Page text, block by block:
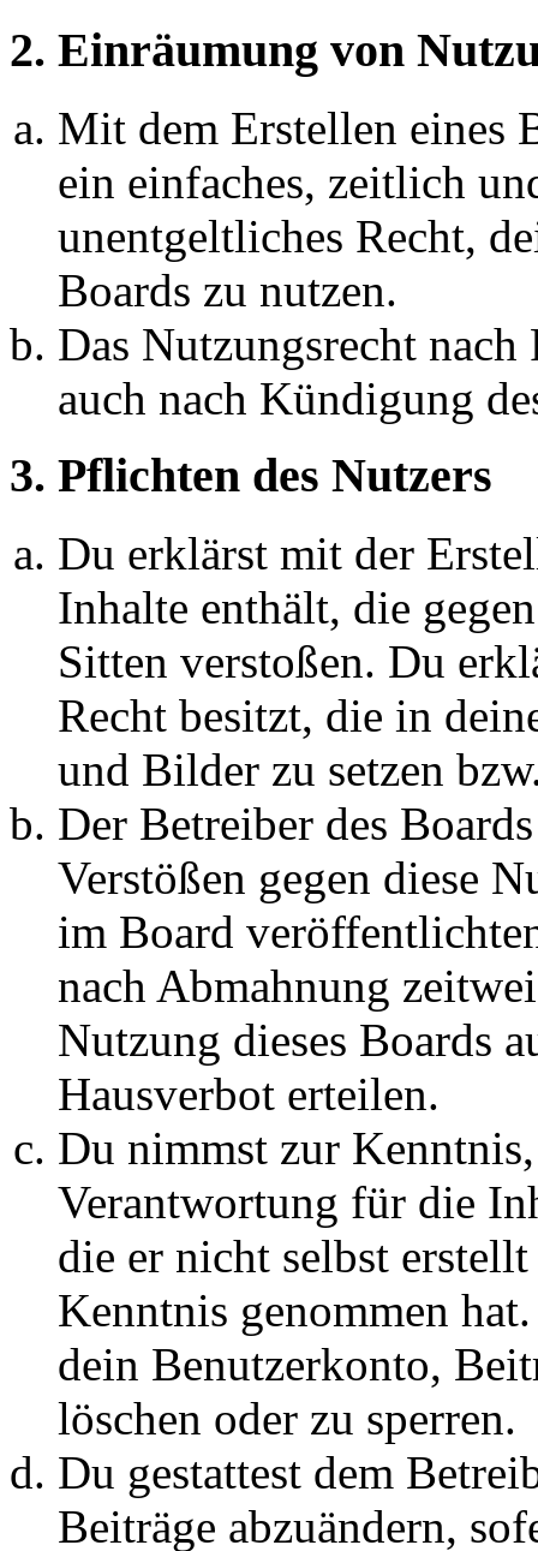
2. Einräumung von
Mit dem Erstellen eines
ein einfaches, zeitlich
unentgeltliches Recht,
Boards zu nutzen.
Das Nutzungsrecht
auch nach Kündigung
3. Pflichten des Nutzers
Du erklärst mit der
Inhalte enthält, die
Sitten verstoßen. Du
Recht besitzt, die in
und Bilder zu setzen
Der Betreiber des
Verstößen gegen diese
im Board
nach Abmahnung
Nutzung dieses Boards
Hausverbot erteilen.
Du nimmst zur
Verantwortung für die
die er nicht selbst
Kenntnis genommen
dein Benutzerkonto,
löschen oder zu sperren.
Du gestattest dem
Beiträge abzuändern,